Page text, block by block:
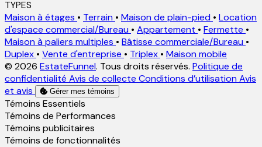
TYPES
Maison à étages • Terrain • Maison de plain-pied • Location
d'espace commercial/Bureau • Appartement • Fermette •
Maison à paliers multiples • Bâtisse commerciale/Bureau •
Duplex • Vente d'entreprise • Triplex • Maison mobile
© 2026 EstateFunnel. Tous droits réservés. Politique de
confidentialité Avis de collecte Conditions d’utilisation Avis
et avis
Gérer mes témoins
Activer
Témoins Essentiels
Activer
Témoins de Performances
Activer
Témoins publicitaires
Activer
Témoins de fonctionnalités